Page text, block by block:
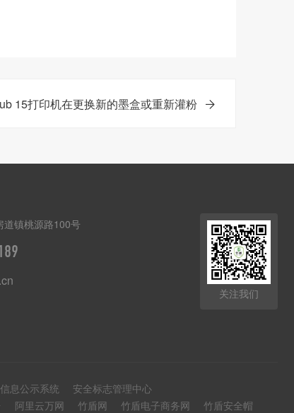
15打印机在更换新的墨盒或重新灌粉
道镇桃源路100号
关注我们
息公示系统
安全标志管理中心
阿里云万网 竹盾网 竹盾电子商务网 竹盾安全帽